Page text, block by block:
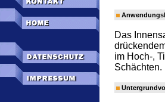
Das
im Hoch-,
Schächten.